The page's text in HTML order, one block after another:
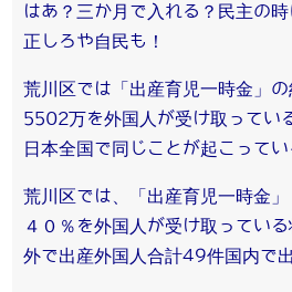
はあ？三か月で入れる？民主の
正しろや自民も！
荒川区では「出産育児一時金」
5502万を外国人が受け取ってい
日本全国で同じことが起こってい
荒川区では、「出産育児一時金
４０％を外国人が受け取ってい
外で出産外国人合計49件国内で